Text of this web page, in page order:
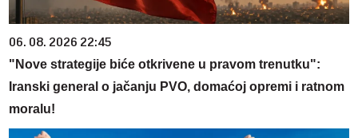
06. 08. 2026 22:45
"Nove strategije biće otkrivene u pravom trenutku":
Iranski general o jačanju PVO, domaćoj opremi i ratnom
moralu!